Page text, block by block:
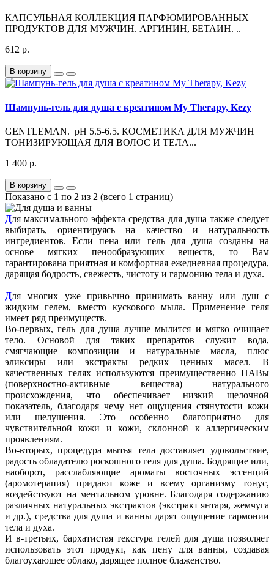
КАПСУЛЬНАЯ КОЛЛЕКЦИЯ ПАРФЮМИРОВАННЫХ
ПРОДУКТОВ ДЛЯ МУЖЧИН. АРГИНИН, БЕТАИН. ..
612 р.
В корзину
Шампунь-гель для душа с креатином My Therapy, Kezy
GENTLEMAN. pH 5.5-6.5. КОСМЕТИКА ДЛЯ МУЖЧИН
ТОНИЗИРУЮЩАЯ ДЛЯ ВОЛОС И ТЕЛА...
1 400 р.
В корзину
Показано с 1 по 2 из 2 (всего 1 страниц)
Для максимального эффекта средства для душа также следует
выбирать, ориентируясь на качество и натуральность
ингредиентов. Если пена или гель для душа созданы на
основе мягких пенообразующих веществ, то Вам
гарантирована приятная и комфортная ежедневная процедура,
дарящая бодрость, свежесть, чистоту и гармонию тела и духа.
Для многих уже привычно принимать ванну или душ с
жидким гелем, вместо кускового мыла. Применение геля
имеет ряд преимуществ.
Во-первых, гель для душа лучше мылится и мягко очищает
тело. Основой для таких препаратов служит вода,
смягчающие композиции и натуральные масла, плюс
эликсиры или экстракты редких ценных масел. В
качественных гелях используются преимущественно ПАВы
(поверхностно-активные вещества) натурального
происхождения, что обеспечивает низкий щелочной
показатель, благодаря чему нет ощущения стянутости кожи
или шелушения. Это особенно благоприятно для
чувствительной кожи и кожи, склонной к аллергическим
проявлениям.
Во-вторых, процедура мытья тела доставляет удовольствие,
радость обладателю роскошного геля для душа. Бодрящие или,
наоборот, расслабляющие ароматы восточных эссенций
(аромотерапия) придают коже и всему организму тонус,
воздействуют на ментальном уровне. Благодаря содержанию
различных натуральных экстрактов (экстракт янтаря, жемчуга
и др.), средства для душа и ванны дарят ощущение гармонии
тела и духа.
И в-третьих, бархатистая текстура гелей для душа позволяет
использовать этот продукт, как пену для ванны, создавая
благоухающее облако, дарящее полное блаженство.